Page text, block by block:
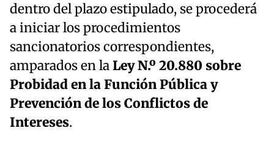
dentro del plazo estipulado, se procederá
a iniciar los procedimientos
sancionatorios correspondientes,
amparados en laLey N.º 20.880 sobre
Probidad en la Función Pública y
Prevención de los Conflictos de
Intereses.